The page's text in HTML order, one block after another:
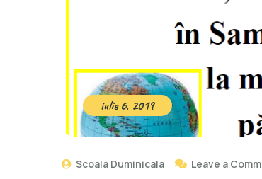
iulie 6, 2019
Scoala Duminicala Leave a